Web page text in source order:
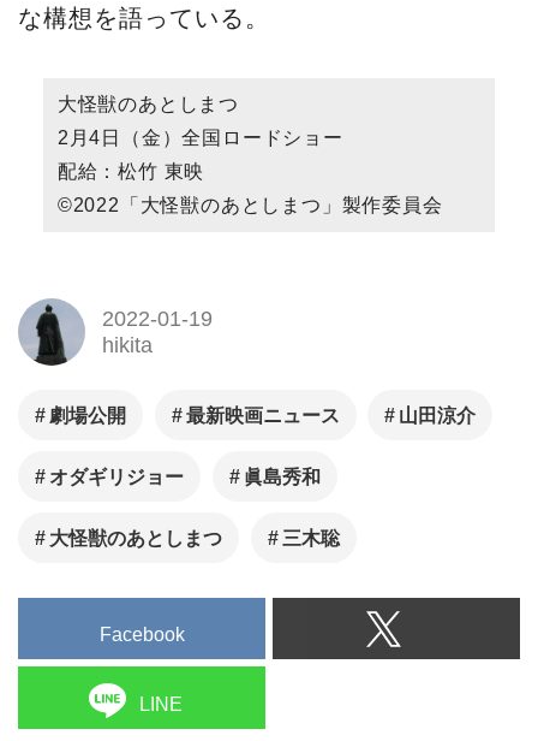
な構想を語っている。
大怪獣のあとしまつ
2月4日（金）全国ロードショー
配給：松竹 東映
©2022「大怪獣のあとしまつ」製作委員会
2022-01-19
hikita
劇場公開 最新映画ニュース 山田涼介
オダギリジョー 眞島秀和
大怪獣のあとしまつ 三木聡
Facebook
LINE